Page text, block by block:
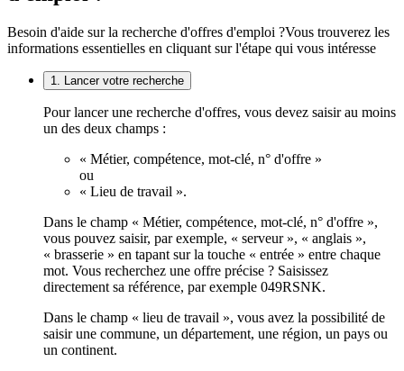
Besoin d'aide sur la recherche d'offres d'emploi ?Vous trouverez les
informations essentielles en cliquant sur l'étape qui vous intéresse
1. Lancer votre recherche
Pour lancer une recherche d'offres, vous devez saisir au moins
un des deux champs :
« Métier, compétence, mot-clé, n° d'offre »
ou
« Lieu de travail ».
Dans le champ « Métier, compétence, mot-clé, n° d'offre »,
vous pouvez saisir, par exemple, « serveur », « anglais »,
« brasserie » en tapant sur la touche « entrée » entre chaque
mot. Vous recherchez une offre précise ? Saisissez
directement sa référence, par exemple 049RSNK.
Dans le champ « lieu de travail », vous avez la possibilité de
saisir une commune, un département, une région, un pays ou
un continent.